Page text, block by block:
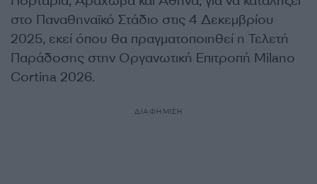
στο Παναθηναϊκό Στάδιο στις 4 Δεκεμβρίου
2025, εκεί όπου θα πραγματοποιηθεί η Τελετή
Παράδοσης στην Οργανωτική Επιτροπή Milano
Cortina 2026.
ΔΙΑΦΗΜΙΣΗ